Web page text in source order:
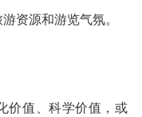
资源和游览气氛。
值、科学价值，或